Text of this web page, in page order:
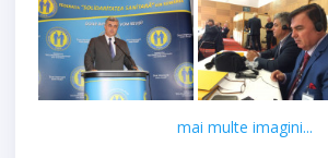
mai multe imagini...